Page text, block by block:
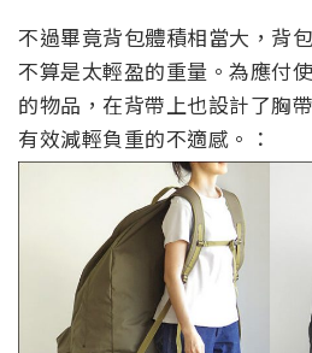
不過畢竟背包體積相當大，背
不算是太輕盈的重量。為應付
的物品，在背帶上也設計了胸
有效減輕負重的不適感。：